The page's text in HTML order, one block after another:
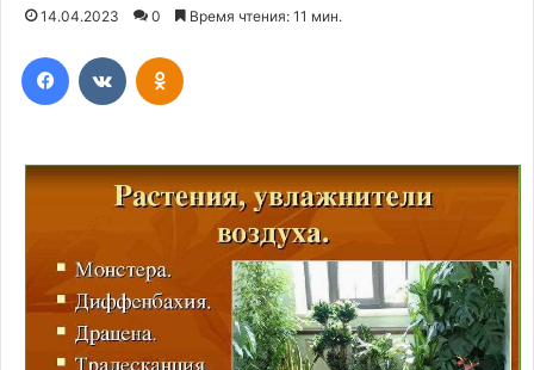
14.04.2023 0 Время чтения: 11 мин.